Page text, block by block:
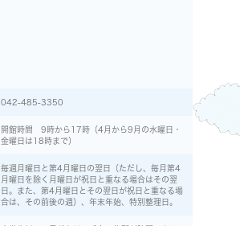
042-485-3350
開館時間 9時から17時（4月から9月の水曜日・
金曜日は18時まで）
毎週月曜日と第4月曜日の翌日（ただし、毎月第4
月曜日を除く月曜日が祝日と重なる場合はその翌
日。また、第4月曜日とその翌日が祝日と重なる場
合は、その前後の週）、年末年始、特別整理日。